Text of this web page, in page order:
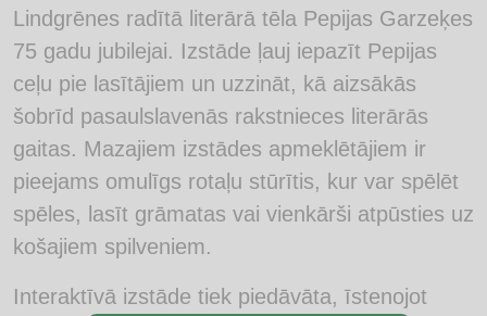
Lindgrēnes radītā literārā tēla Pepijas Garzeķes
75 gadu jubilejai. Izstāde ļauj iepazīt Pepijas
ceļu pie lasītājiem un uzzināt, kā aizsākās
šobrīd pasaulslavenās rakstnieces literārās
gaitas. Mazajiem izstādes apmeklētājiem ir
pieejams omulīgs rotaļu stūrītis, kur var spēlēt
spēles, lasīt grāmatas vai vienkārši atpūsties uz
košajiem spilveniem.
Interaktīvā izstāde tiek piedāvāta, īstenojot